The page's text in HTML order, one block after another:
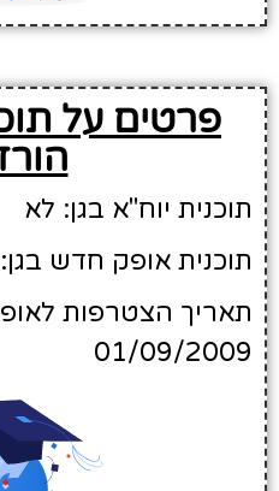
פרטים על
תוכנית יוח"א בגן: לא
תוכנית אופק חדש בגן:
תאריך הצטרפות
01/09/2009